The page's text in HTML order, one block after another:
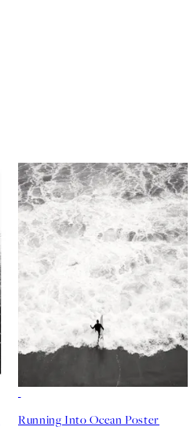
Running Into Ocean Poster